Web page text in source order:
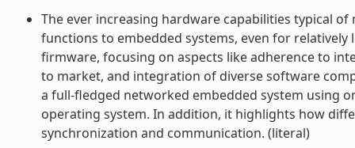
The ever increasing hardware capabilities typical
functions to embedded systems, even for
firmware, focusing on aspects like adherence to
to market, and integration of diverse software
a full-fledged networked embedded system using
operating system. In addition, it highlights how
synchronization and communication. (literal)